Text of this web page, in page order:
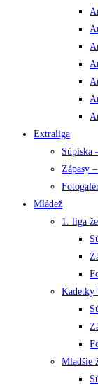
Extraliga
Súpiska
Zápasy
Mládež
1. liga
Kadetky
Mladšie